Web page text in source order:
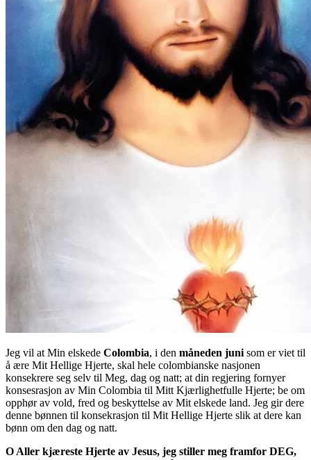
Jeg vil at Min elskede Colombia, i den måneden junisom er viet til
å ære Mit Hellige Hjerte, skal hele colombianske nasjonen
konsekrere seg selv til Meg, dag og natt; at din regjering fornyer
konsesrasjon av Min Colombia til Mitt Kjærlighetfulle Hjerte; be om
opphør av vold, fred og beskyttelse av Mit elskede land. Jeg gir dere
denne bønnen til konsekrasjon til Mit Hellige Hjerte slik at dere kan
bønn om den dag og natt.
O Aller kjæreste Hjerte av Jesus, jeg stiller meg framfor DEG,